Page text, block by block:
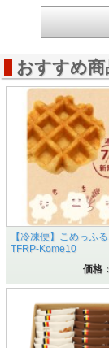
おすすめ商
【冷凍便】こめっふ
TFRP-Kome10
価格